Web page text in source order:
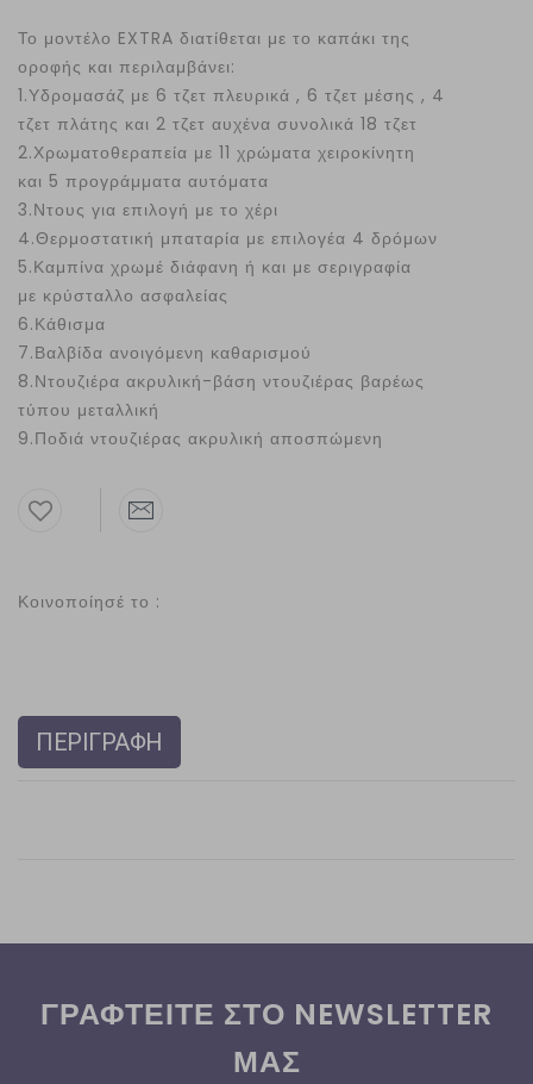
Το μοντέλο EXTRA διατίθεται με το καπάκι της
οροφής και περιλαμβάνει:
1.Υδρομασάζ με 6 τζετ πλευρικά , 6 τζετ μέσης , 4
τζετ πλάτης και 2 τζετ αυχένα συνολικά 18 τζετ
2.Χρωματοθεραπεία με 11 χρώματα χειροκίνητη
και 5 προγράμματα αυτόματα
3.Ντους για επιλογή με το χέρι
4.Θερμοστατική μπαταρία με επιλογέα 4 δρόμων
5.Καμπίνα χρωμέ διάφανη ή και με σεριγραφία
με κρύσταλλο ασφαλείας
6.Κάθισμα
7.Βαλβίδα ανοιγόμενη καθαρισμού
8.Ντουζιέρα ακρυλική-βάση ντουζιέρας βαρέως
τύπου μεταλλική
9.Ποδιά ντουζιέρας ακρυλική αποσπώμενη
Κοινοποίησέ το :
ΠΕΡΙΓΡΑΦΗ
ΓΡΑΦΤΕΙΤΕ ΣΤΟ NEWSLETTER
ΜΑΣ